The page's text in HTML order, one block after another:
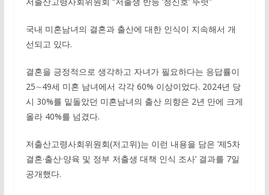
국내 미혼남녀의 결혼과 출산에 대한 인식이 지속해서 개
선되고 있다.
결혼을 긍정적으로 생각하고 자녀가 필요하다는 응답률이
25∼49세 미혼 남녀에서 각각 60% 이상이었다. 2024년 당
시 30%를 밑돌았던 미혼남녀의 출산 의향은 2년 만에 크게
올라 40%를 넘겼다.
저출산고령사회위원회(저고위)는 이런 내용을 담은 ‘제5차
결혼·출산·양육 및 정부 저출생 대책 인식 조사’ 결과를 7일
공개했다.